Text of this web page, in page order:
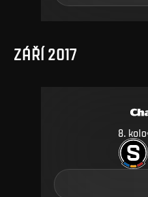
ZÁŘÍ 2017
8. kolo